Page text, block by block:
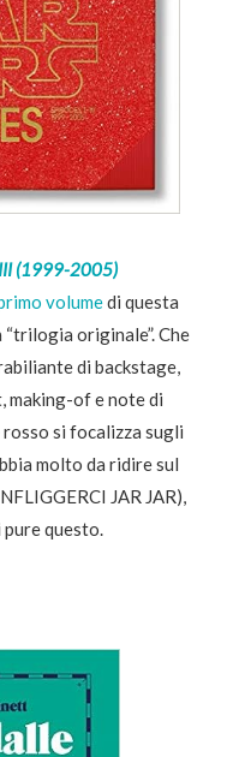
III (1999-2005)
volumedi questa
originale”. Che
di backstage,
making-of e note di
si focalizza sugli
molto da ridire sul
JAR JAR),
questo.